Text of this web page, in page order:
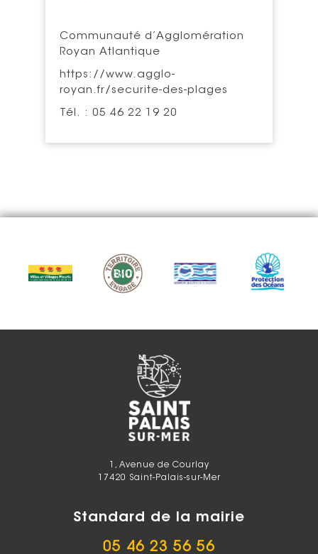
Communauté d’Agglomération
Royan Atlantique
https://www.agglo-
royan.fr/securite-des-plages
Tél. : 05 46 22 19 20
1, Avenue de Courlay
17420 Saint-Palais-sur-Mer
Standard de la mairie
05 46 23 56 56